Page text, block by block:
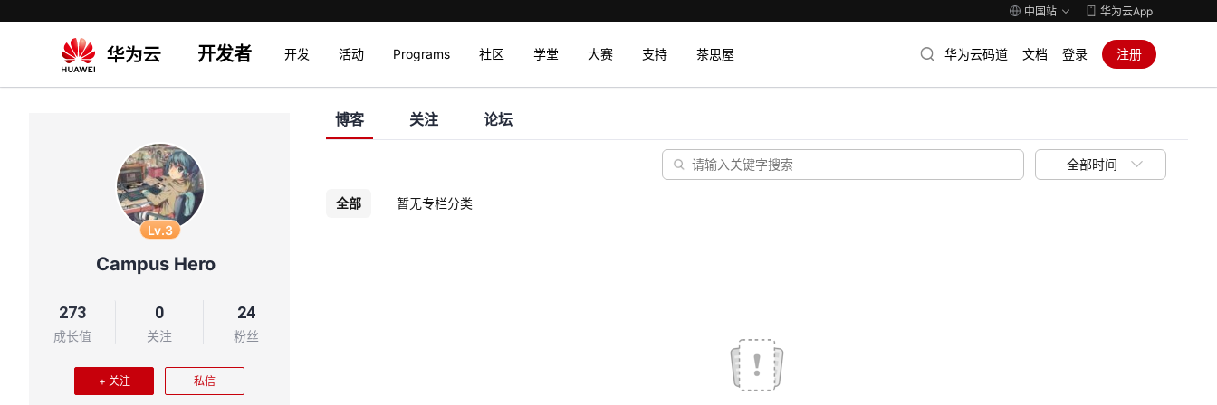
中国站 华为云App
开发者 开发 活动 Programs 社区 学堂 大赛 支持 茶思屋 华为云码道 文档 登录 注册
Lv.3
Campus Hero
273
成长值
0
关注
24
粉丝
+ 关注 私信
博客 关注 论坛
全部时间
全部 暂无专栏分类